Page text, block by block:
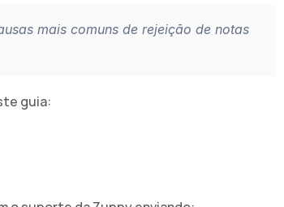
mais comuns de rejeição de notas
guia: